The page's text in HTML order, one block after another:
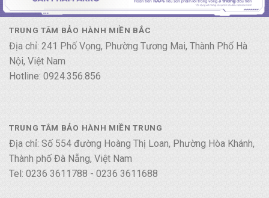
TRUNG TÂM BẢO HÀNH MIỀN BẮC
Địa chỉ: 241 Phố Vọng, Phường Tương Mai, Thành Phố Hà
Nội, Việt Nam
Hotline: 0924.356.856
TRUNG TÂM BẢO HÀNH MIỀN TRUNG
Địa chỉ: Số 554 đường Hoàng Thị Loan, Phường Hòa Khánh,
Thành phố Đà Nẵng, Việt Nam
Tel: 0236 3611788 - 0236 3611688